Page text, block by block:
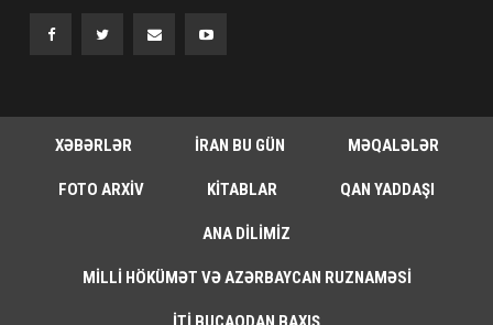
XƏBƏRLƏR İRAN BU GÜN MƏQALƏLƏR
FOTO ARXIV KITABLAR QAN YADDAŞI
ANA DILIMIZ
MILLI HÖKÜMƏT VƏ AZƏRBAYCAN RUZNAMƏSI